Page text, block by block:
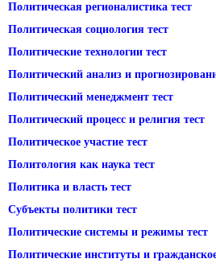
Политическая регионалистика тест
Политическая социология тест
Политические технологии тест
Политический анализ и
Политический менеджмент тест
Политический процесс и религия тест
Политическое участие тест
Политология как наука тест
Политика и власть тест
Субъекты политики тест
Политические системы и режимы тест
Политические институты и